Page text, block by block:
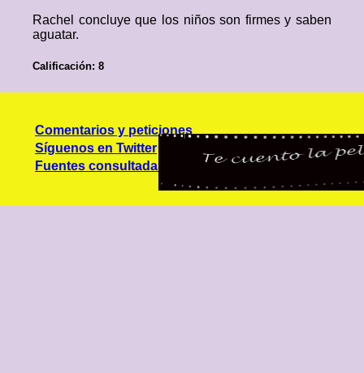
Rachel concluye que los niños son firmes y saben
aguatar.
Calificación: 8
Comentarios y peticiones
Síguenos en Twitter
Fuentes consultadas